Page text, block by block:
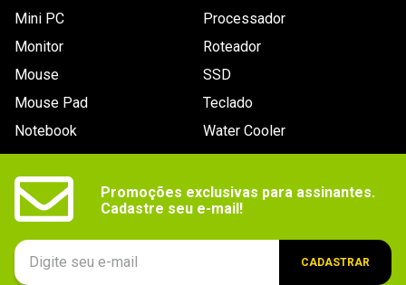
Mini PC
Monitor
Mouse
Mouse Pad
Notebook
Processador
Roteador
SSD
Teclado
Water Cooler
Promoções exclusivas para assinantes.
Cadastre seu e-mail!
CADASTRAR